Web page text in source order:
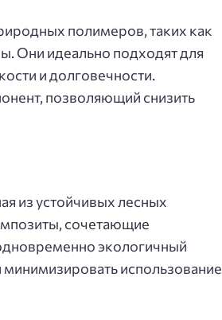
полимеров, таких как
Они идеально подходят для
и долговечности.
позволяющий снизить
из устойчивых лесных
сочетающие
экологичный
использование